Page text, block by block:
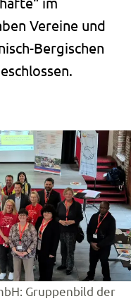
Vereine und
Bergischen
Gruppenbild der